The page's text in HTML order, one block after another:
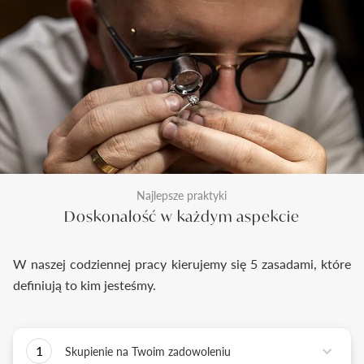
Najlepsze praktyki
Doskonałość w każdym aspekcie
W naszej codziennej pracy kierujemy się 5 zasadami, które
definiują to kim jesteśmy.
1
Skupienie na Twoim zadowoleniu